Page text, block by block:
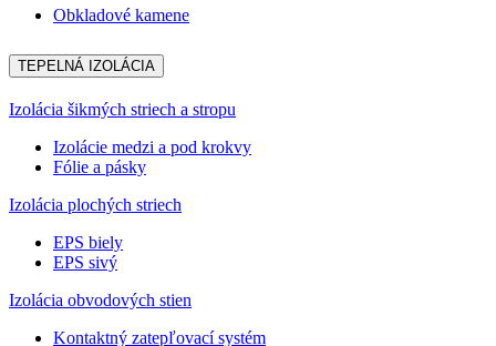
Obkladové kamene
TEPELNÁ IZOLÁCIA
Izolácia šikmých striech a stropu
Izolácie medzi a pod krokvy
Fólie a pásky
Izolácia plochých striech
EPS biely
EPS sivý
Izolácia obvodových stien
Kontaktný zatepľovací systém